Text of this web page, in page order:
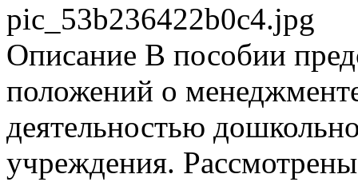
pic_53b236422b0c4.jpg
Описание В пособии
положений о
деятельностью
учреждения.